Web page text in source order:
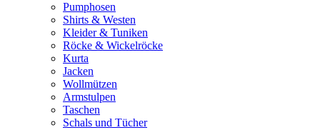
Pumphosen
Shirts & Westen
Kleider & Tuniken
Röcke & Wickelröcke
Kurta
Jacken
Wollmützen
Armstulpen
Taschen
Schals und Tücher